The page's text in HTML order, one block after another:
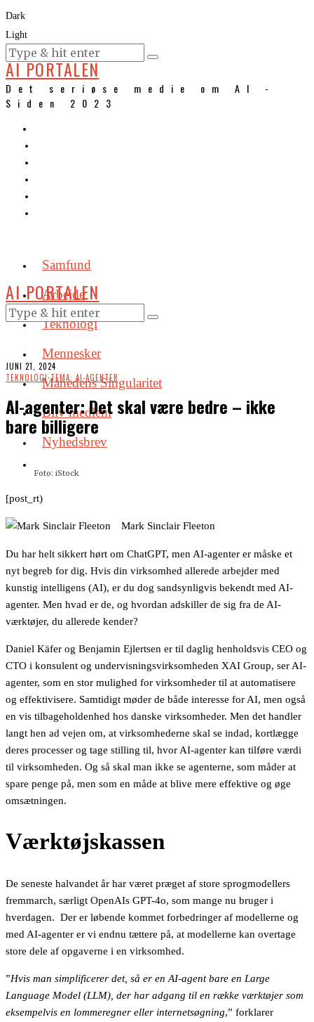
Dark
Light
KURSER
AI PORTALEN
Det seriøse medie om AI -
Siden 2023
Samfund
Arbejde
Teknologi
Mennesker
Månedens Singularitet
Bliv medlem
Nyhedsbrev
AI PORTALEN
JUNI 21, 2024
TEKNOLOGI·TEMA: AI-AGENTER
AI-agenter: Det skal være bedre – ikke
bare billigere
Foto: iStock
[post_rt)
Mark Sinclair Fleeton
Du har helt sikkert hørt om ChatGPT, men AI-agenter er måske et
nyt begreb for dig. Hvis din virksomhed allerede arbejder med
kunstig intelligens (AI), er du dog sandsynligvis bekendt med AI-
agenter. Men hvad er de, og hvordan adskiller de sig fra de AI-
værktøjer, du allerede kender?
Daniel Käfer og Benjamin Ejlertsen er til daglig henholdsvis CEO og
CTO i konsulent og undervisningsvirksomheden XAI Group, ser AI-
agenter, som en stor mulighed for virksomheder til at automatisere
og effektivisere. Samtidigt møder de både interesse for AI, men også
en vis tilbageholdenhed hos danske virksomheder. Men det handler
langt hen ad vejen om, at virksomhederne skal se indad, kortlægge
deres processer og tage stilling til, hvor AI-agenter kan tilføre værdi
til virksomheden. Og så skal man ikke se agenterne, som måder at
spare penge på, men som en måde at blive mere effektive og øge
omsætningen.
Værktøjskassen
De seneste halvandet år har været præget af store sprogmodellers
fremmarch, særligt OpenAIs GPT-4o, som mange nu bruger i
hverdagen. Der er løbende kommet forbedringer af modellerne og
med AI-agenter er vi endnu tættere på, at modellerne kan overtage
store dele af opgaverne i en virksomhed.
”Hvis man simplificerer det, så er en AI-agent bare en Large
Language Model (LLM), der har adgang til en række værktøjer som
eksempelvis en lommeregner eller internetsøgning,” forklarer